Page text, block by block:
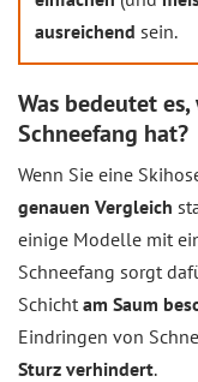
ausreichend sein.
Was bedeutet
Schneefang hat?
Wenn Sie eine
genauen Vergleich
einige Modelle mit
Schneefang sorgt
Schicht am Saum
Eindringen von
Sturz verhindert.